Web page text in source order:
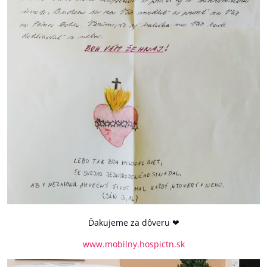
Ďakujeme za dôveru ❤
www.mobilny.hospictn.sk